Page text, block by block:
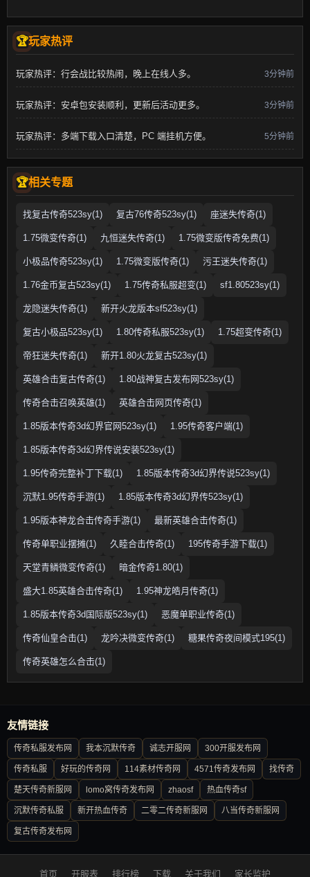
玩家热评
玩家热评：行会战比较热闹，晚上在线人多。 3分钟前
玩家热评：安卓包安装顺利，更新后活动更多。 3分钟前
玩家热评：多端下载入口清楚，PC 端挂机方便。 5分钟前
相关专题
找复古传奇523sy(1) 复古76传奇523sy(1) 座迷失传奇(1)
1.75微变传奇(1) 九恒迷失传奇(1) 1.75微变版传奇免费(1)
小极品传奇523sy(1) 1.75微变版传奇(1) 污王迷失传奇(1)
1.76金币复古523sy(1) 1.75传奇私服超变(1) sf1.80523sy(1)
龙隐迷失传奇(1) 新开火龙版本sf523sy(1)
复古小极品523sy(1) 1.80传奇私服523sy(1) 1.75超变传奇(1)
帝狂迷失传奇(1) 新开1.80火龙复古523sy(1)
英雄合击复古传奇(1) 1.80战神复古发布网523sy(1)
传奇合击召唤英雄(1) 英雄合击网页传奇(1)
1.85版本传奇3d幻界官网523sy(1) 1.95传奇客户端(1)
1.85版本传奇3d幻界传说安装523sy(1)
1.95传奇完整补丁下载(1) 1.85版本传奇3d幻界传说523sy(1)
沉默1.95传奇手游(1) 1.85版本传奇3d幻界传523sy(1)
1.95版本神龙合击传奇手游(1) 最新英雄合击传奇(1)
传奇单职业摆摊(1) 久睦合击传奇(1) 195传奇手游下载(1)
天堂青鳞微变传奇(1) 暗金传奇1.80(1)
盛大1.85英雄合击传奇(1) 1.95神龙皓月传奇(1)
1.85版本传奇3d国际版523sy(1) 恶魔单职业传奇(1)
传奇仙皇合击(1) 龙吟决微变传奇(1) 糖果传奇夜间模式195(1)
传奇英雄怎么合击(1)
友情链接
传奇私服发布网 我本沉默传奇 诚志开服网 300开服发布网
传奇私服 好玩的传奇网 114素材传奇网 4571传奇发布网 找传奇
楚天传奇新服网 lomo窝传奇发布网 zhaosf 热血传奇sf
沉默传奇私服 新开热血传奇 二零二传奇新服网 八当传奇新服网
复古传奇发布网
首页 开服表 排行榜 下载 关于我们 家长监护